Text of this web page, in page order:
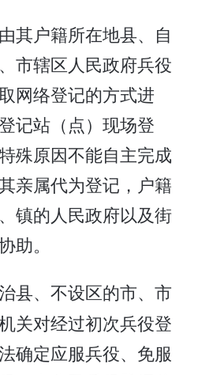
其户籍所在地县、自
市辖区人民政府兵役
网络登记的方式进
记站（点）现场登
殊原因不能自主完成
亲属代为登记，户籍
镇的人民政府以及街
助。
县、不设区的市、市
关对经过初次兵役登
确定应服兵役、免服